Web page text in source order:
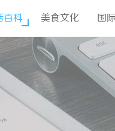
百科 美食文化 国